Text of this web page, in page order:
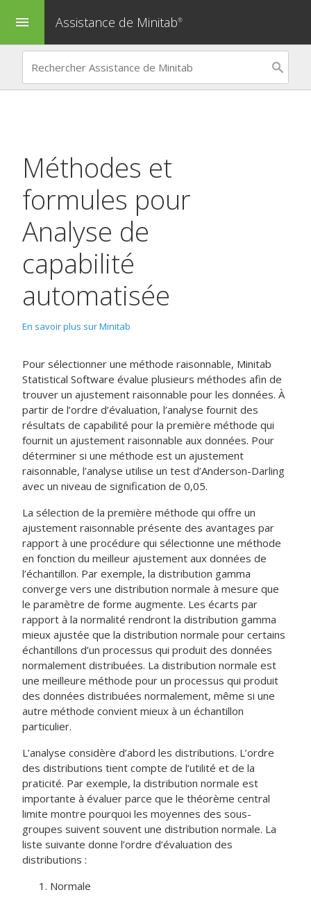
menu Assistance de Minitab®
Méthodes et
formules pour
Analyse de
capabilité
automatisée
En savoir plus sur Minitab
Pour sélectionner une méthode raisonnable, Minitab
Statistical Software évalue plusieurs méthodes afin de
trouver un ajustement raisonnable pour les données. À
partir de l’ordre d’évaluation, l’analyse fournit des
résultats de capabilité pour la première méthode qui
fournit un ajustement raisonnable aux données. Pour
déterminer si une méthode est un ajustement
raisonnable, l’analyse utilise un test d’Anderson-Darling
avec un niveau de signification de 0,05.
La sélection de la première méthode qui offre un
ajustement raisonnable présente des avantages par
rapport à une procédure qui sélectionne une méthode
en fonction du meilleur ajustement aux données de
l’échantillon. Par exemple, la distribution gamma
converge vers une distribution normale à mesure que
le paramètre de forme augmente. Les écarts par
rapport à la normalité rendront la distribution gamma
mieux ajustée que la distribution normale pour certains
échantillons d’un processus qui produit des données
normalement distribuées. La distribution normale est
une meilleure méthode pour un processus qui produit
des données distribuées normalement, même si une
autre méthode convient mieux à un échantillon
particulier.
L’analyse considère d’abord les distributions. L’ordre
des distributions tient compte de l’utilité et de la
praticité. Par exemple, la distribution normale est
importante à évaluer parce que le théorème central
limite montre pourquoi les moyennes des sous-
groupes suivent souvent une distribution normale. La
liste suivante donne l’ordre d’évaluation des
distributions :
Normale